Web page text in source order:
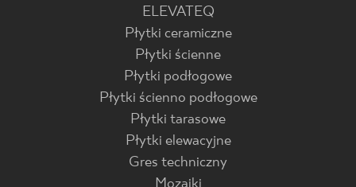
ELEVATEQ
Płytki ceramiczne
Płytki ścienne
Płytki podłogowe
Płytki ścienno podłogowe
Płytki tarasowe
Płytki elewacyjne
Gres techniczny